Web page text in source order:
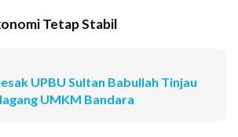
Tetap Stabil
UPBU Sultan Babullah Tinjau
UMKM Bandara